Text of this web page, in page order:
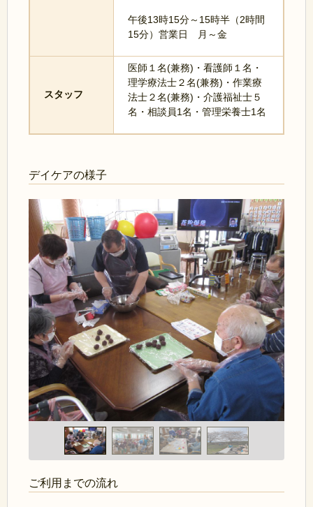
午後13時15分～15時半（2時間
15分）営業日 月～金
スタッフ
医師１名(兼務)・看護師１名・
理学療法士２名(兼務)・作業療
法士２名(兼務)・介護福祉士５
名・相談員1名・管理栄養士1名
デイケアの様子
ご利用までの流れ